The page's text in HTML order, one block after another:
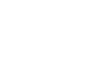
для розсади здійснюють
молоді сіянці
прискорити вкорінення,